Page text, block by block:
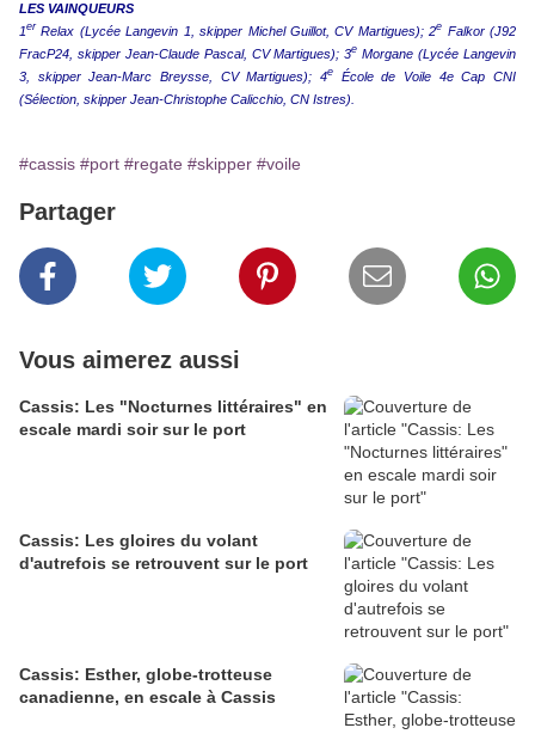
LES VAINQUEURS
1er Relax (Lycée Langevin 1, skipper Michel Guillot, CV Martigues); 2e Falkor (J92
FracP24, skipper Jean-Claude Pascal, CV Martigues); 3e Morgane (Lycée Langevin
3, skipper Jean-Marc Breysse, CV Martigues); 4e École de Voile 4e Cap CNI
(Sélection, skipper Jean-Christophe Calicchio, CN Istres).
#cassis #port #regate #skipper #voile
Partager
Vous aimerez aussi
Cassis: Les "Nocturnes littéraires" en
escale mardi soir sur le port
Cassis: Les gloires du volant
d'autrefois se retrouvent sur le port
Cassis: Esther, globe-trotteuse
canadienne, en escale à Cassis